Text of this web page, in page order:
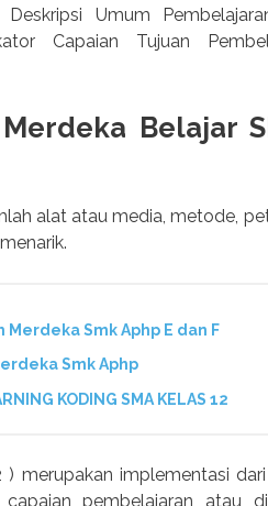
Deskripsi Umum
Capaian Tujuan
Belajar
alat atau media, metode,
Merdeka Smk Aphp E dan F
Smk Aphp
KODING SMA KELAS 12
) merupakan implementasi
pembelajaran atau